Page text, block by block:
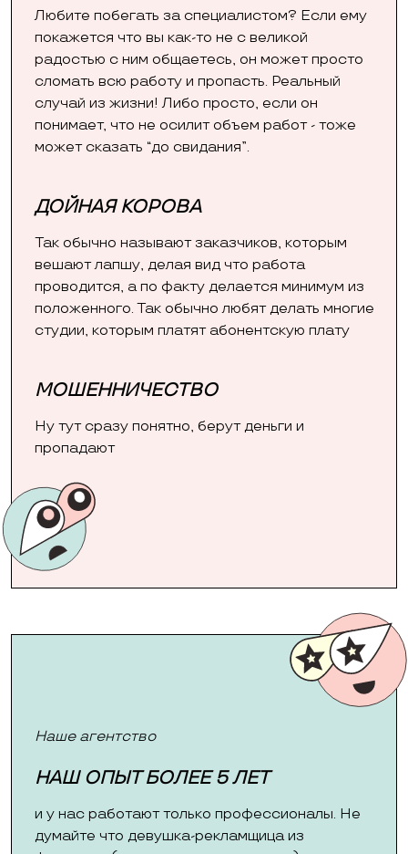
Любите побегать за специалистом? Если ему
покажется что вы как-то не с великой
радостью с ним общаетесь, он может просто
сломать всю работу и пропасть. Реальный
случай из жизни! Либо просто, если он
понимает, что не осилит объем работ - тоже
может сказать “до свидания”.
ДОЙНАЯ КОРОВА
Так обычно называют заказчиков, которым
вешают лапшу, делая вид что работа
проводится, а по факту делается минимум из
положенного. Так обычно любят делать многие
студии, которым платят абонентскую плату
МОШЕННИЧЕСТВО
Ну тут сразу понятно, берут деньги и
пропадают
Наше агентство
НАШ ОПЫТ БОЛЕЕ 5 ЛЕТ
и у нас работают только профессионалы. Не
думайте что девушка-рекламщица из